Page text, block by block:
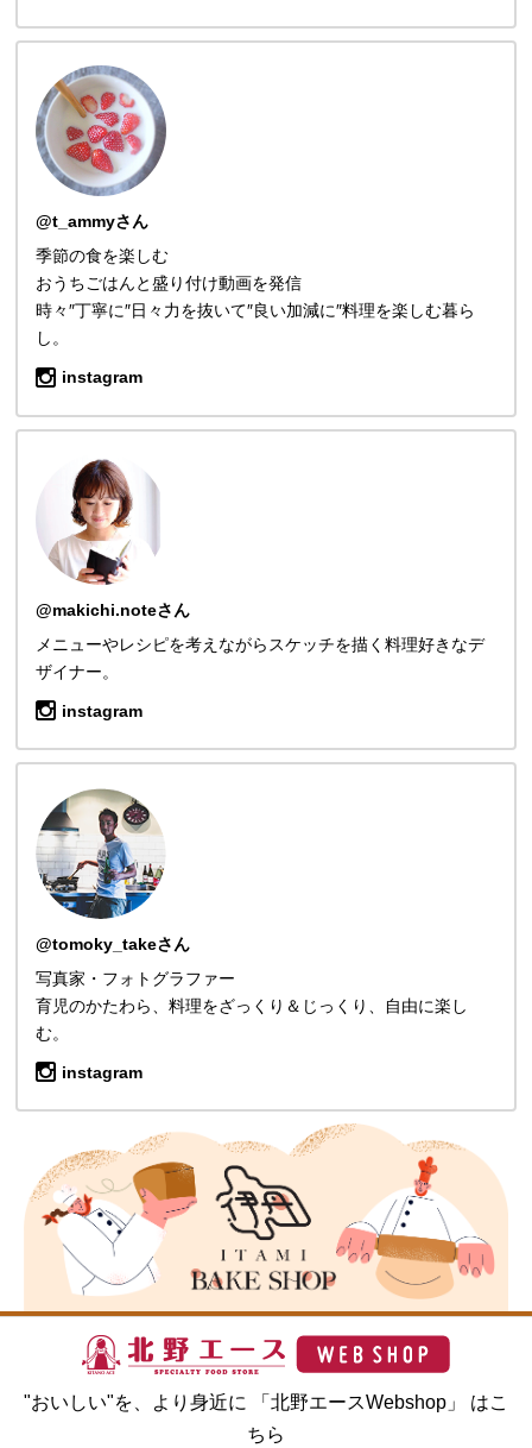
@t_ammyさん
季節の食を楽しむ
おうちごはんと盛り付け動画を発信
時々″丁寧に″日々力を抜いて″良い加減に″料理を楽しむ暮ら
し。
instagram
@makichi.noteさん
メニューやレシピを考えながらスケッチを描く料理好きなデ
ザイナー。
instagram
@tomoky_takeさん
写真家・フォトグラファー
育児のかたわら、料理をざっくり＆じっくり、自由に楽し
む。
instagram
"おいしい"を、より身近に 「北野エースWebshop」 はこ
ちら